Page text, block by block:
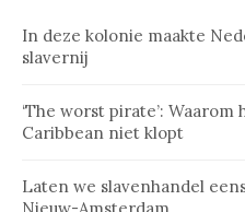
In deze kolonie maakte
slavernij
‘The worst pirate’:
Caribbean niet klopt
Laten we slavenhandel